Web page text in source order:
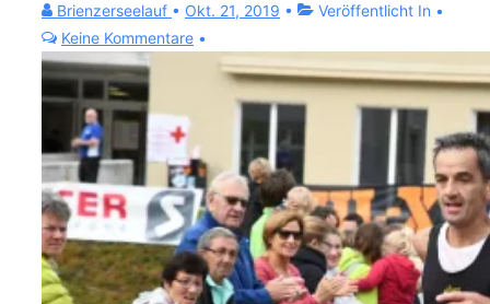
Brienzerseelauf • Okt. 21, 2019
Veröffentlicht In
Keine Kommentare